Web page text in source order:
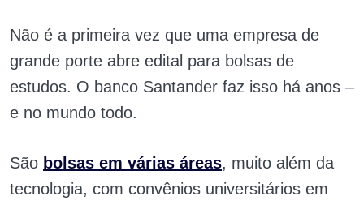
Não é a primeira vez que uma empresa de
grande porte abre edital para bolsas de
estudos. O banco Santander faz isso há anos –
e no mundo todo.
São bolsas em várias áreas, muito além da
tecnologia, com convênios universitários em